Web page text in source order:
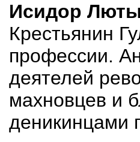
Исидор
Крестьянин
профессии.
деятелей
махновцев и
деникинцами